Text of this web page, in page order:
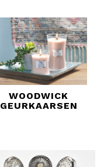
WOODWICK
GEURKAARSEN